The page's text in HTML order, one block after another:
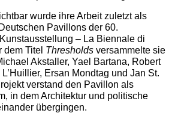
wurde ihre Arbeit zuletzt als
Pavillons der 60.
– La Biennale di
dem Titel Thresholdsversammelte sie
Akstaller, Yael Bartana, Robert
Ersan Mondtag und Jan St.
verstand den Pavillon als
in dem Architektur und politische
übergingen.